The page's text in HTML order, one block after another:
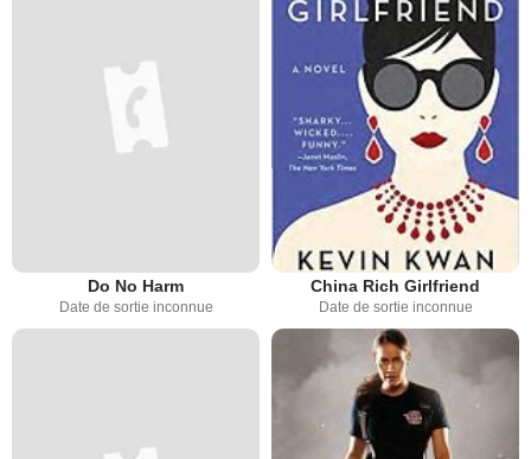
Do No Harm
Date de sortie inconnue
China Rich Girlfriend
Date de sortie inconnue